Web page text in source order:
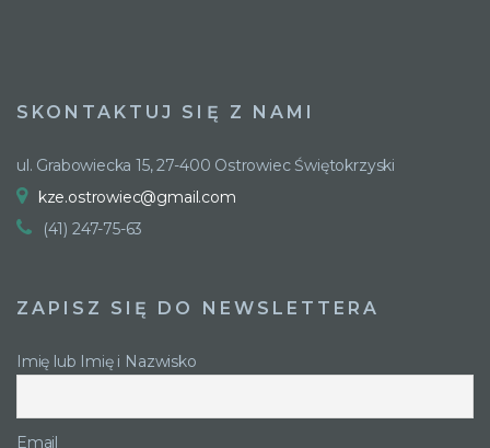
SKONTAKTUJ SIĘ Z NAMI
ul. Grabowiecka 15, 27-400 Ostrowiec Świętokrzyski
kze.ostrowiec@gmail.com
(41) 247-75-63
ZAPISZ SIĘ DO NEWSLETTERA
Imię lub Imię i Nazwisko
Email